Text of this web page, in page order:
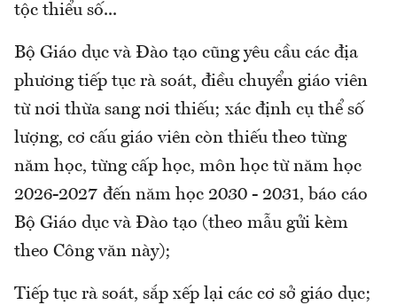
tộc thiểu số...
Bộ Giáo dục và Đào tạo cũng yêu cầu các địa
phương tiếp tục rà soát, điều chuyển giáo viên
từ nơi thừa sang nơi thiếu; xác định cụ thể số
lượng, cơ cấu giáo viên còn thiếu theo từng
năm học, từng cấp học, môn học từ năm học
2026-2027 đến năm học 2030 - 2031, báo cáo
Bộ Giáo dục và Đào tạo (theo mẫu gửi kèm
theo Công văn này);
Tiếp tục rà soát, sắp xếp lại các cơ sở giáo dục;